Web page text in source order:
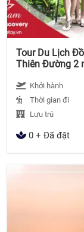
Tour Du Lịch
Thiên Đường 2
Khởi hành
Thời gian đi
Lưu trú
0 + Đã đặt